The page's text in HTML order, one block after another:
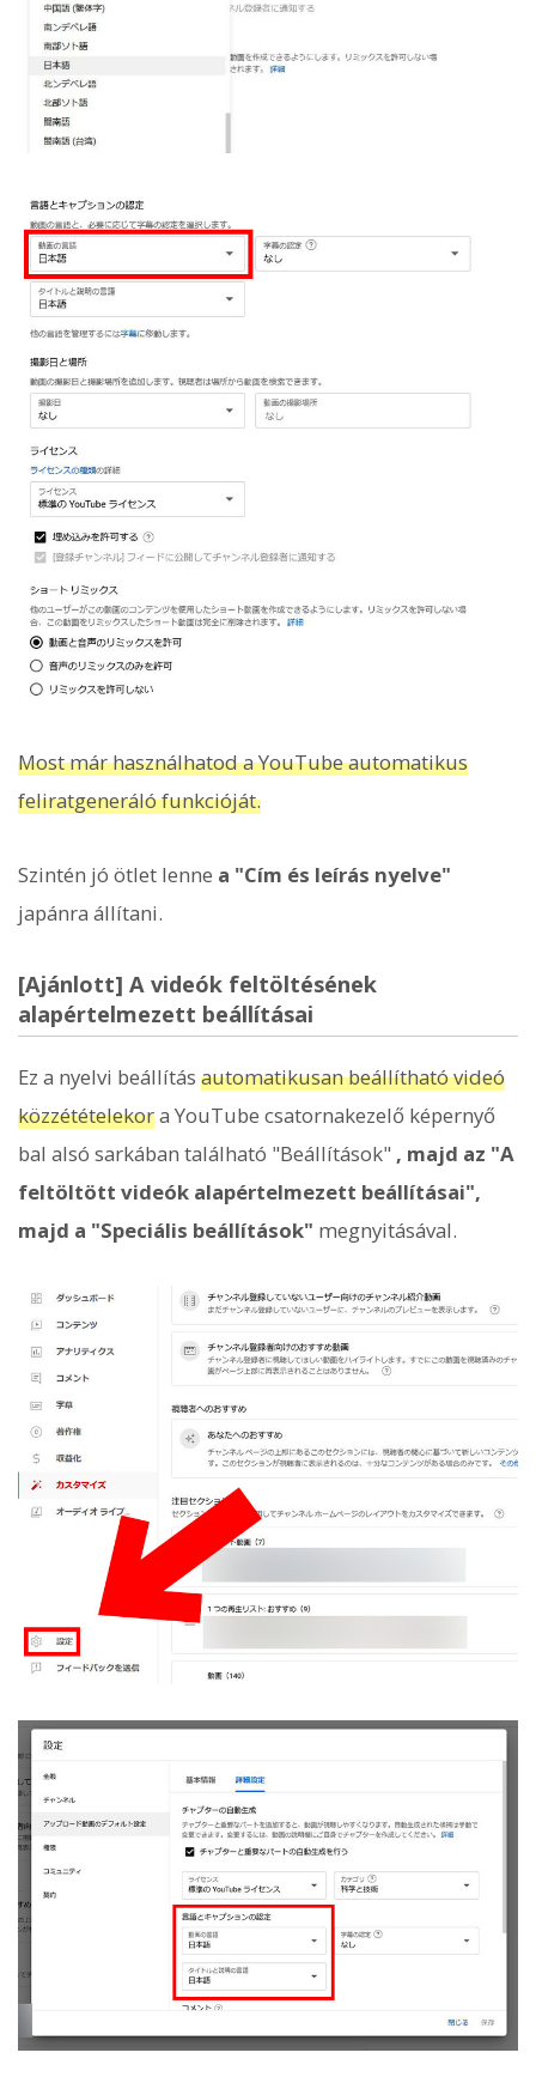
Most már használhatod a YouTube automatikus
feliratgeneráló funkcióját.
Szintén jó ötlet lenne a "Cím és leírás nyelve"
japánra állítani.
[Ajánlott] A videók feltöltésének
alapértelmezett beállításai
Ez a nyelvi beállítás automatikusan beállítható videó
közzétételekora YouTube csatornakezelő képernyő
bal alsó sarkában található "Beállítások" , majd az "A
feltöltött videók alapértelmezett beállításai",
majd a "Speciális beállítások" megnyitásával.